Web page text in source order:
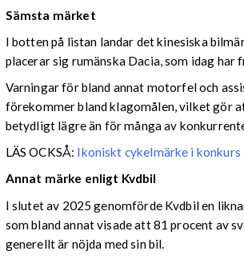
Sämsta märket
I botten på listan landar det kinesiska
placerar sig rumänska Dacia, som idag har
Varningar för bland annat motorfel och
förekommer bland klagomålen, vilket gör
betydligt lägre än för många av
LÄS OCKSÅ: Ikoniskt cykelmärke i
Annat märke enligt Kvdbil
I slutet av 2025 genomförde Kvdbil en
som bland annat visade att 81 procent av
generellt är nöjda med sin bil.